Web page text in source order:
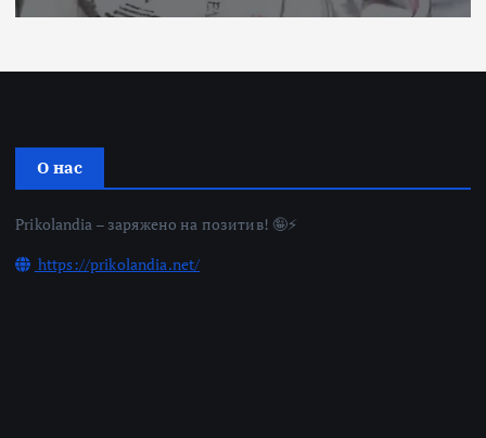
О нас
Prikolandia – заряжено на позитив! 🤪⚡
https://prikolandia.net/